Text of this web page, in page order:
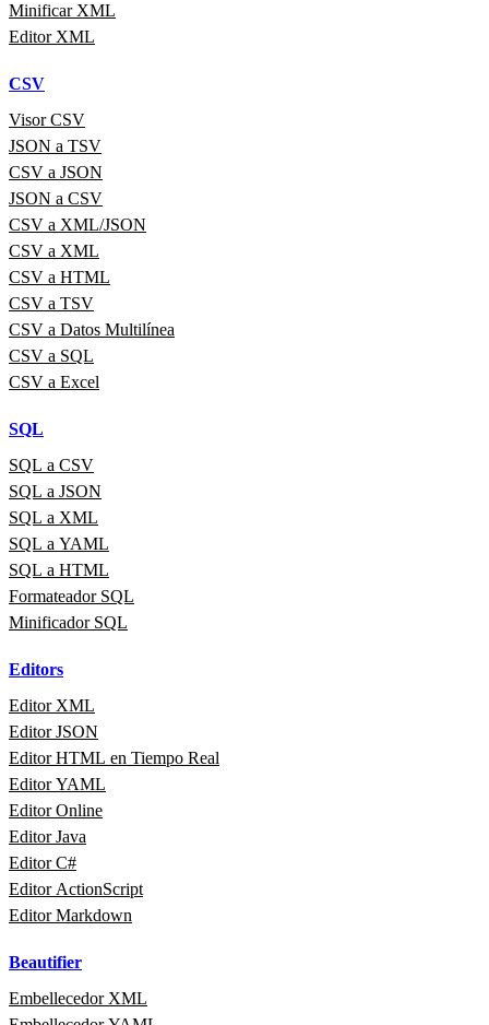
Minificar XML
Editor XML
CSV
Visor CSV
JSON a TSV
CSV a JSON
JSON a CSV
CSV a XML/JSON
CSV a XML
CSV a HTML
CSV a TSV
CSV a Datos Multilínea
CSV a SQL
CSV a Excel
SQL
SQL a CSV
SQL a JSON
SQL a XML
SQL a YAML
SQL a HTML
Formateador SQL
Minificador SQL
Editors
Editor XML
Editor JSON
Editor HTML en Tiempo Real
Editor YAML
Editor Online
Editor Java
Editor C#
Editor ActionScript
Editor Markdown
Beautifier
Embellecedor XML